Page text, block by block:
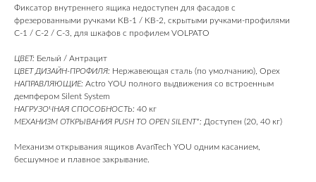
Фиксатор внутреннего ящика недоступен для фасадов с
фрезерованными ручками КВ-1 / КВ-2, скрытыми ручками-профилями
С-1 / С-2 / С-3, для шкафов с профилем VOLPATO
ЦВЕТ: Белый / Антрацит
ЦВЕТ ДИЗАЙН-ПРОФИЛЯ: Нержавеющая сталь (по умолчанию), Орех
НАПРАВЛЯЮЩИЕ: Actro YOU полного выдвижения со встроенным
демпфером Silent System
НАГРУЗОЧНАЯ СПОСОБНОСТЬ: 40 кг
МЕХАНИЗМ ОТКРЫВАНИЯ PUSH TO OPEN SILENT*: Доступен (20, 40 кг)
Механизм открывания ящиков AvanTech YOU одним касанием,
бесшумное и плавное закрывание.